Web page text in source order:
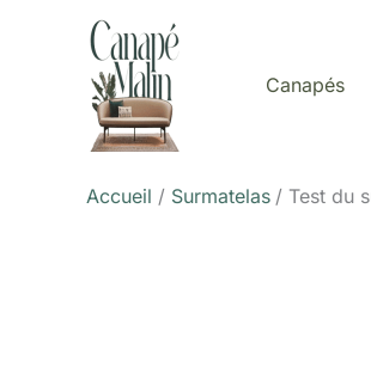
Canapés
Accueil Surmatelas Test du